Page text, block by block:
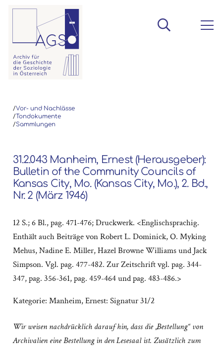
/Vor- und Nachlässe
/Tondokumente
/Sammlungen
31.2.043 Manheim, Ernest (Herausgeber):
Bulletin of the Community Councils of
Kansas City, Mo. (Kansas City, Mo.), 2. Bd.,
Nr. 2 (März 1946)
12 S.; 6 Bl., pag. 471-476; Druckwerk. <Englischsprachig.
Enthält auch Beiträge von Robert L. Dominick, O. Myking
Mehus, Nadine E. Miller, Hazel Browne Williams und Jack
Simpson. Vgl. pag. 477-482. Zur Zeitschrift vgl. pag. 344-
347, pag. 356-361, pag. 459-464 und pag. 483-486.>
Kategorie: Manheim, Ernest: Signatur 31/2
Wir weisen nachdrücklich darauf hin, dass die „Bestellung“ von
Archivalien eine Bestellung in den Lesesaal ist. Zusätzlich zum